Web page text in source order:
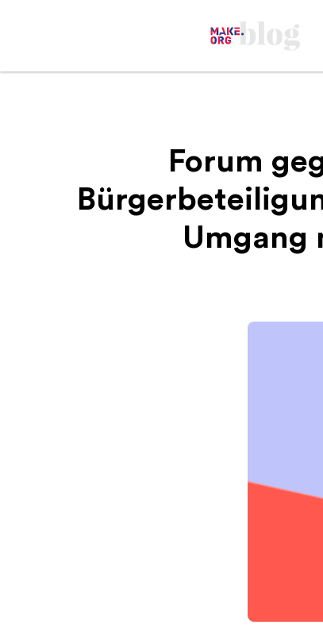
Forum
Umgang